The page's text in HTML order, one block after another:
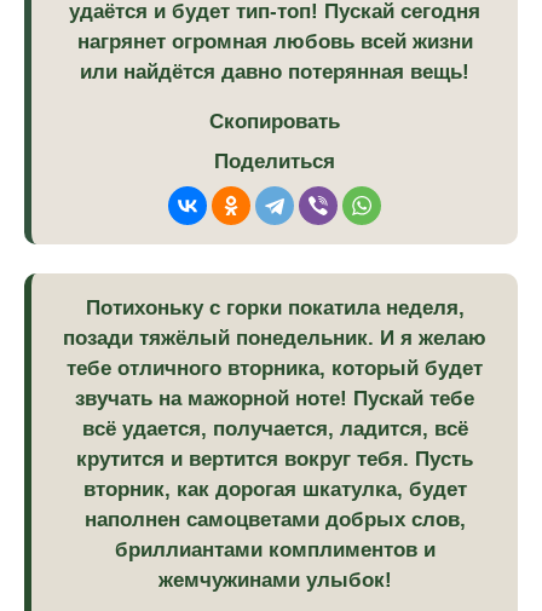
удаётся и будет тип-топ! Пускай сегодня
нагрянет огромная любовь всей жизни
или найдётся давно потерянная вещь!
Скопировать
Поделиться
Потихоньку с горки покатила неделя,
позади тяжёлый понедельник. И я желаю
тебе отличного вторника, который будет
звучать на мажорной ноте! Пускай тебе
всё удается, получается, ладится, всё
крутится и вертится вокруг тебя. Пусть
вторник, как дорогая шкатулка, будет
наполнен самоцветами добрых слов,
бриллиантами комплиментов и
жемчужинами улыбок!